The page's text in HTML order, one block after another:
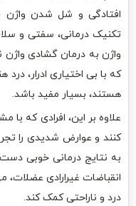
افتادگی و شل شدن واژن
تکنیک درمانی، سفتی و
واژن به درمان گشادی
که با بی اختیاری ادرار،
هستند، بسیار مفید باشد.
علاوه بر این، افرادی که
کنند و عوارض شدیدی را
به نتایج درمانی خوبی
انقباضات غیرارادی
درد و ناراحتی کمک کند.